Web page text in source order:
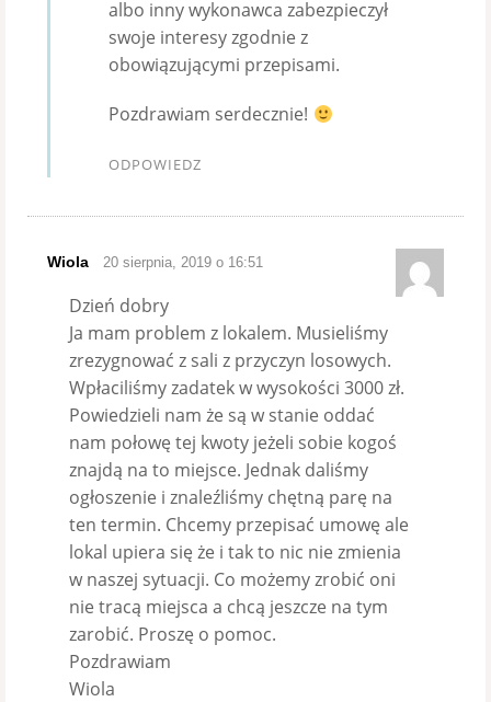
albo inny wykonawca zabezpieczył
swoje interesy zgodnie z
obowiązującymi przepisami.
Pozdrawiam serdecznie!
ODPOWIEDZ
Wiola 20 sierpnia, 2019 o 16:51
Dzień dobry
Ja mam problem z lokalem. Musieliśmy
zrezygnować z sali z przyczyn losowych.
Wpłaciliśmy zadatek w wysokości 3000 zł.
Powiedzieli nam że są w stanie oddać
nam połowę tej kwoty jeżeli sobie kogoś
znajdą na to miejsce. Jednak daliśmy
ogłoszenie i znaleźliśmy chętną parę na
ten termin. Chcemy przepisać umowę ale
lokal upiera się że i tak to nic nie zmienia
w naszej sytuacji. Co możemy zrobić oni
nie tracą miejsca a chcą jeszcze na tym
zarobić. Proszę o pomoc.
Pozdrawiam
Wiola